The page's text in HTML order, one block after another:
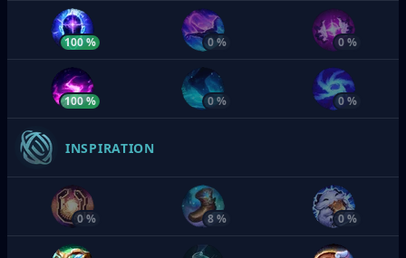
100 % 0 % 0 %
100 % 0 % 0 %
INSPIRATION
0 % 8 % 0 %